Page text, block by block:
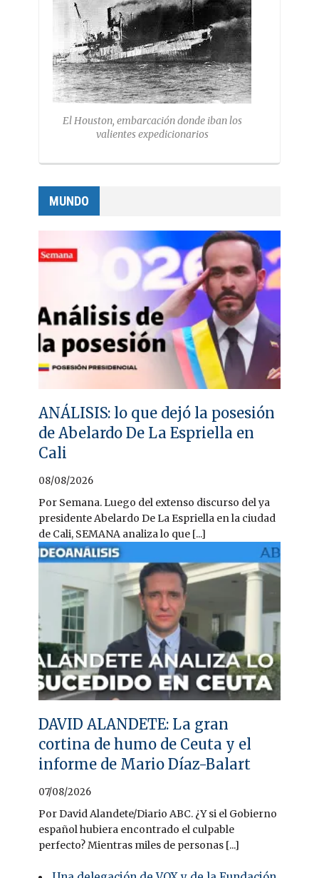
El Houston, embarcación donde iban los
valientes expedicionarios
MUNDO
ANÁLISIS: lo que dejó la posesión
de Abelardo De La Espriella en
Cali
08/08/2026
Por Semana. Luego del extenso discurso del ya
presidente Abelardo De La Espriella en la ciudad
de Cali, SEMANA analiza lo que [...]
DAVID ALANDETE: La gran
cortina de humo de Ceuta y el
informe de Mario Díaz-Balart
07/08/2026
Por David Alandete/Diario ABC. ¿Y si el Gobierno
español hubiera encontrado el culpable
perfecto? Mientras miles de personas [...]